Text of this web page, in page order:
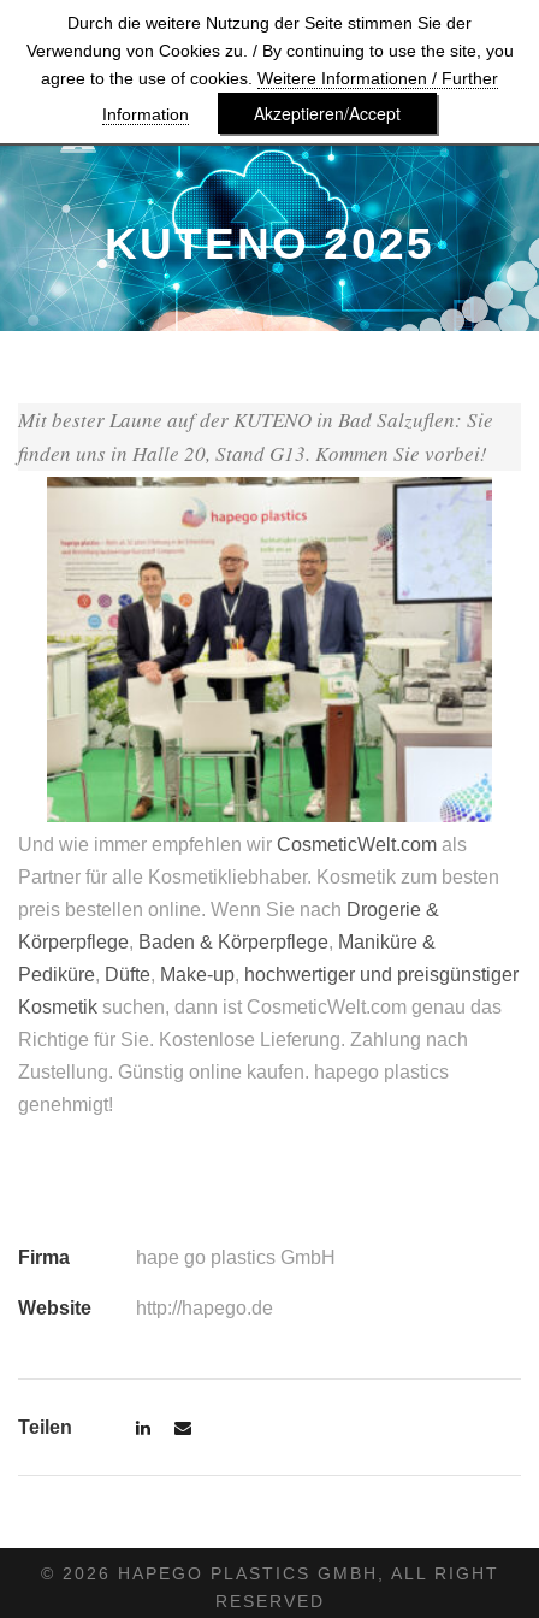
KUTENO 2025
Mit bester Laune auf der KUTENO in Bad Salzuflen: Sie
finden uns in Halle 20, Stand G13. Kommen Sie vorbei!
Und wie immer empfehlen wir CosmeticWelt.com als
Partner für alle Kosmetikliebhaber. Kosmetik zum besten
preis bestellen online. Wenn Sie nach Drogerie &
Körperpflege, Baden & Körperpflege, Maniküre &
Pediküre, Düfte, Make-up, hochwertiger und preisgünstiger
Kosmetik suchen, dann ist CosmeticWelt.com genau das
Richtige für Sie. Kostenlose Lieferung. Zahlung nach
Zustellung. Günstig online kaufen. hapego plastics
genehmigt!
Firma hape go plastics GmbH
Website http://hapego.de
Teilen
© 2026 HAPEGO PLASTICS GMBH, ALL RIGHT
RESERVED
Durch die weitere Nutzung der Seite stimmen Sie der
Verwendung von Cookies zu. / By continuing to use the site, you
agree to the use of cookies. Weitere Informationen / Further
Information
Akzeptieren/Accept